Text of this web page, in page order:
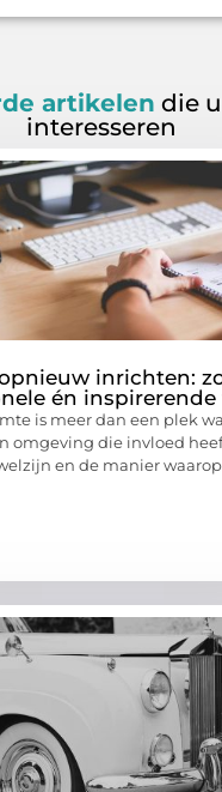
artikelen die
interesseren
inrichten:
én inspirerende
is meer dan een plek
omgeving die invloed
en de manier